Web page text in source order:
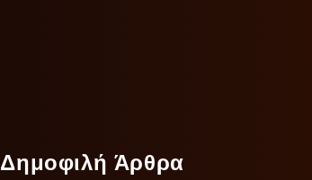
Δημοφιλή Άρθρα